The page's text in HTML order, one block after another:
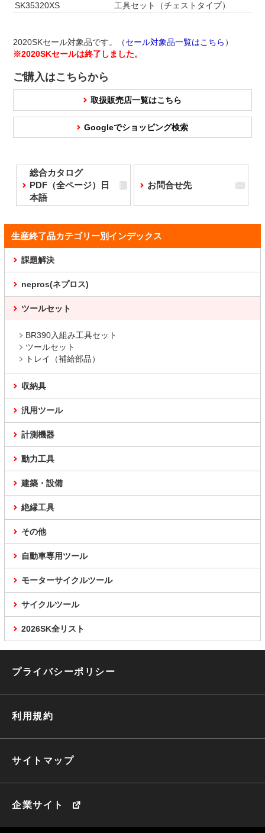
SK35320XS
工具セット（チェストタイプ）
2020SKセール対象品です。（セール対象品一覧はこちら ）
※2020SKセールは終了しました。
ご購入はこちらから
取扱販売店一覧はこちら
Googleでショッピング検索
総合カタログ
PDF（全ページ）日
本語
お問合せ先
生産終了品カテゴリー別インデックス
課題解決
nepros(ネプロス)
ツールセット
BR390入組み工具セット
ツールセット
トレイ（補給部品）
収納具
汎用ツール
計測機器
動力工具
建築・設備
絶縁工具
その他
自動車専用ツール
モーターサイクルツール
サイクルツール
2026SK全リスト
プライバシーポリシー
利用規約
サイトマップ
企業サイト